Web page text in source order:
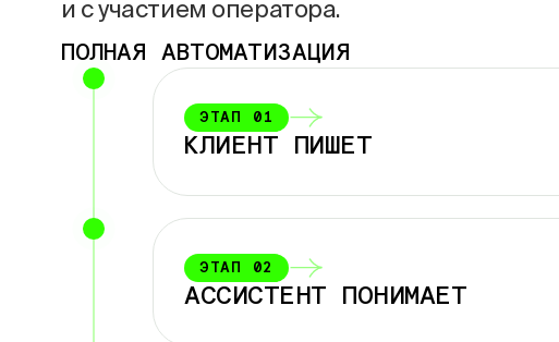
и с участием оператора.
ПОЛНАЯ АВТОМАТИЗАЦИЯ
ЭТАП 01
КЛИЕНТ ПИШЕТ
ЭТАП 02
АССИСТЕНТ ПОНИМАЕТ